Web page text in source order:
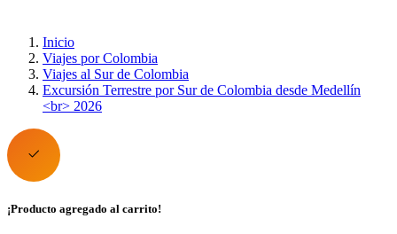
Inicio
Viajes por Colombia
Viajes al Sur de Colombia
Excursión Terrestre por Sur de Colombia desde Medellín
<br> 2026
¡Producto agregado al carrito!